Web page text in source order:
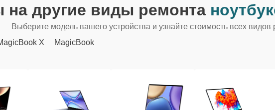
на другие виды ремонта
Выберите модель вашего устройства и узнайте стоимость всех видов
X MagicBook